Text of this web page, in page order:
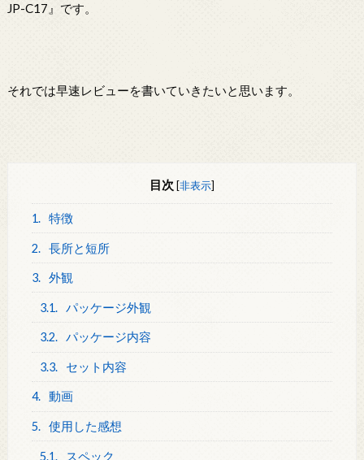
JP-C17』です。
それでは早速レビューを書いていきたいと思います。
目次 [非表示]
1. 特徴
2. 長所と短所
3. 外観
3.1. パッケージ外観
3.2. パッケージ内容
3.3. セット内容
4. 動画
5. 使用した感想
5.1. スペック